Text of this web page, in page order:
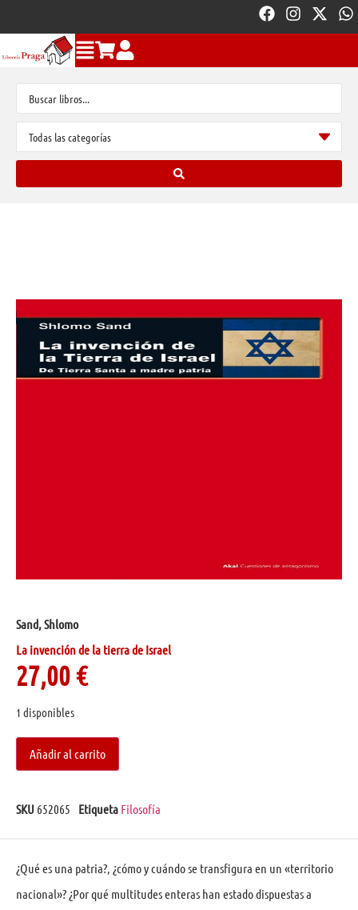
Sand, Shlomo
La invención de la tierra de Israel
27,00€
1 disponibles
Añadir al carrito
SKU 652065 Etiqueta Filosofía
¿Qué es una patria?, ¿cómo y cuándo se transfigura en un «territorio
nacional»? ¿Por qué multitudes enteras han estado dispuestas a